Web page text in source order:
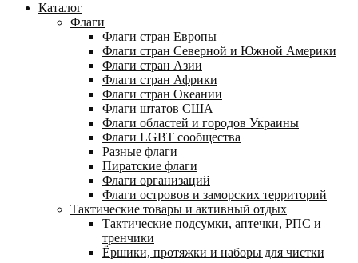
Каталог
Флаги
Флаги стран Европы
Флаги стран Северной и Южной Америки
Флаги стран Азии
Флаги стран Африки
Флаги стран Океании
Флаги штатов США
Флаги областей и городов Украины
Флаги LGBT сообщества
Разные флаги
Пиратские флаги
Флаги организаций
Флаги островов и заморских территорий
Тактические товары и активный отдых
Тактические подсумки, аптечки, РПС и
тренчики
Ëршики, протяжки и наборы для чистки